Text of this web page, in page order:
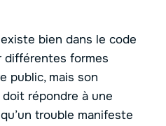
existe bien dans le code
différentes formes
public, mais son
répondre à une
trouble manifeste